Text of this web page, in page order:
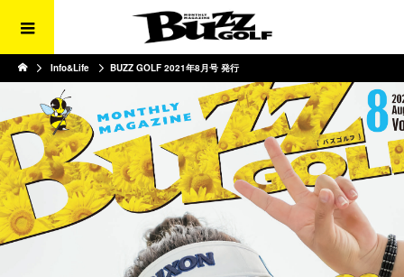
Info&Life BUZZ GOLF 2021年8月号 発行